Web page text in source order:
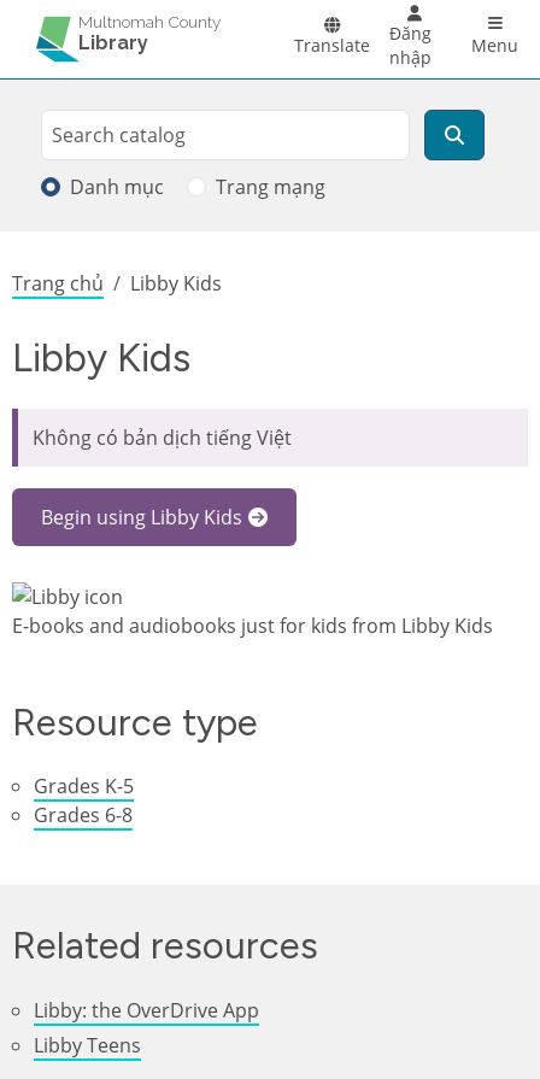
Skip to main content
Multnomah County
Library Translate
Đăng
nhập
Menu
Search
Tìm kiếm
Danh mục Trang mạng
Breadcrumb
Trang chủ Libby Kids
Libby Kids
Không có bản dịch tiếng Việt
Begin using Libby Kids
Image
E-books and audiobooks just for kids from Libby Kids
Resource type
Grades K-5
Grades 6-8
Related resources
Libby: the OverDrive App
Libby Teens